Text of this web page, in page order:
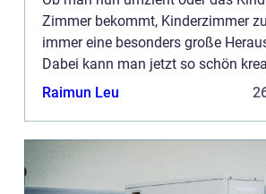
Zimmer bekommt, Kinderzimmer
immer eine besonders große
Dabei kann man jetzt so schön
mit den Kids besondere Dinge
Raimun Leu